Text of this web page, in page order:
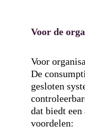
Voor de
Voor
De
gesloten
dat biedt
voordelen: